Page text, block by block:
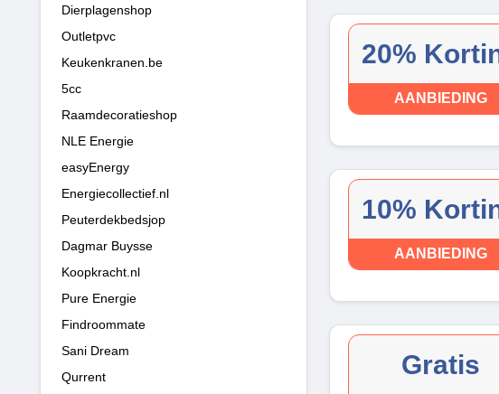
Dierplagenshop
Outletpvc
Keukenkranen.be
5cc
Raamdecoratieshop
NLE Energie
easyEnergy
Energiecollectief.nl
Peuterdekbedsjop
Dagmar Buysse
Koopkracht.nl
Pure Energie
Findroommate
Sani Dream
Qurrent
20%
AANBIEDING
10%
AANBIEDING
Gratis